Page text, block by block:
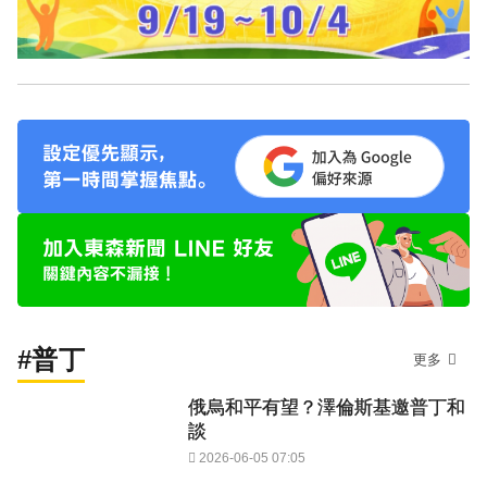
#普丁 更多
俄烏和平有望？澤倫斯基邀普丁和
談
2026-06-05 07:05